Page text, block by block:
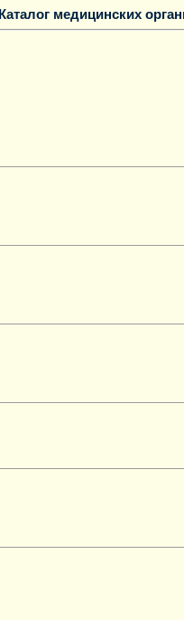
Каталог медицинских